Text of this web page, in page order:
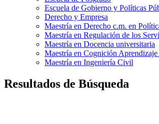
Escuela de Gobierno y Políticas
Derecho y Empresa
Maestría en Derecho c.m. en
Maestría en Regulación de los
Maestría en Docencia universitaria
Maestría en Cognición
Maestría en Ingeniería Civil
Resultados de Búsqueda